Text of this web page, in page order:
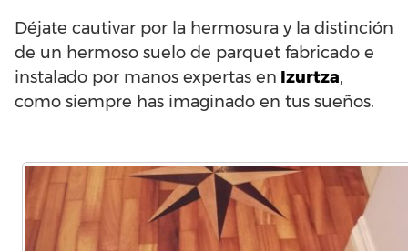
Déjate cautivar por la hermosura y la distinción
de un hermoso suelo de parquet fabricado e
instalado por manos expertas en Izurtza,
como siempre has imaginado en tus sueños.